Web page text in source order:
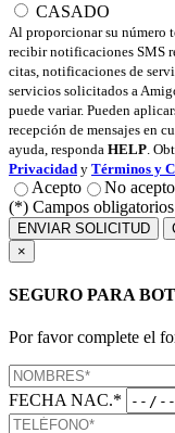
CASADO
Al proporcionar su número
recibir notificaciones SMS
citas, notificaciones de
servicios solicitados a
puede variar. Pueden
recepción de mensajes en
ayuda, responda HELP .
Privacidad y Términos y
Acepto
No acepto
(*) Campos obligatorios
ENVIAR SOLICITUD
×
SEGURO PARA
Por favor complete el
FECHA NAC.*